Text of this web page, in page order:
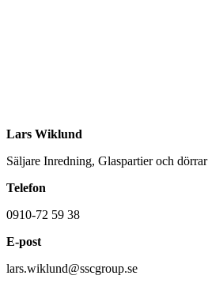
Lars Wiklund
Säljare Inredning, Glaspartier och dörrar
Telefon
0910-72 59 38
E-post
lars.wiklund@sscgroup.se